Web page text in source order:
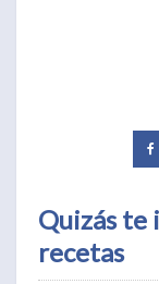
Quizás te
recetas